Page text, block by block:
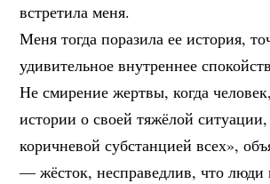
встретила меня.
Меня тогда поразила ее история,
удивительное внутреннее
Не смирение жертвы, когда
истории о своей тяжёлой
коричневой субстанцией всех»,
— жёсток, несправедлив, что